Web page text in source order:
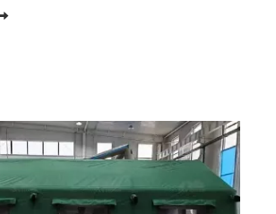
التشغيلي، فمن الضروري الحفاظ على